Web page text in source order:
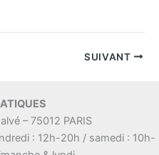
SUIVANT
– 75012 PARIS
: 12h-20h / samedi : 10h-